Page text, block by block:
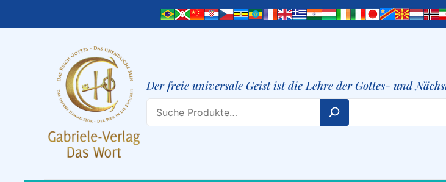
Der freie universale Geist ist die Lehre der Gottes- und